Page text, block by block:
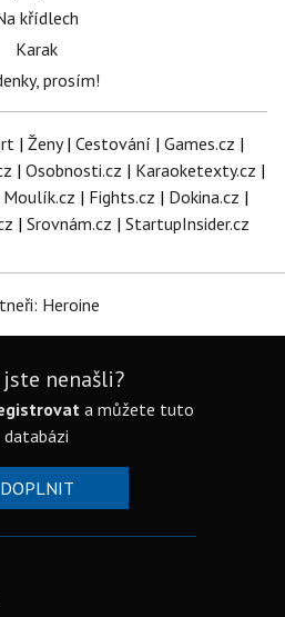
křídlech
Karak
prosím!
| Ženy| Cestování | Games.cz |
| Osobnosti.cz | Karaoketexty.cz |
Moulík.cz | Fights.cz | Dokina.cz |
| Srovnám.cz | StartupInsider.cz
Heroine
jste nenašli?
a můžete tuto
databázi
DOPLNIT